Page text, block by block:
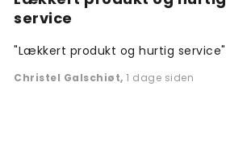
service
"Lækkert produkt og hurtig service"
Christel Galschiøt, 1 dage siden